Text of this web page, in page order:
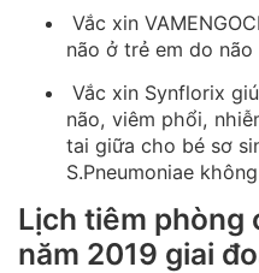
Vắc xin
não ở trẻ em do não
Vắc xin Synflorix
não, viêm phổi,
tai giữa cho bé sơ
S.Pneumoniae
Lịch tiêm phòng
năm 2019 giai